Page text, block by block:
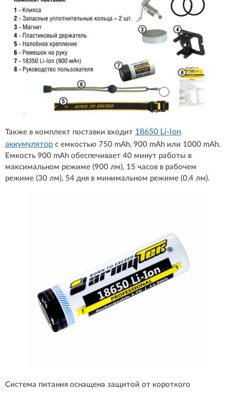
Также в комплект поставки входит 18650 Li-Ion
аккумулятор с емкостью 750 mAh, 900 mAh или 1000 mAh.
Емкость 900 mAh обеспечивает 40 минут работы в
максимальном режиме (900 лм), 15 часов в рабочем
режиме (30 лм), 54 дня в минимальном режиме (0,4 лм).
Система питания оснащена защитой от короткого